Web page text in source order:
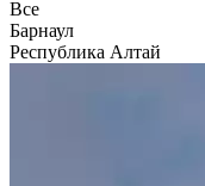
Все
Барнаул
Республика Алтай